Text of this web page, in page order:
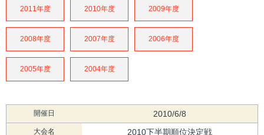
2011年度 2010年度 2009年度
2008年度 2007年度 2006年度
2005年度 2004年度
開催日 2010/6/8
大会名 2010下半期順位決定戦